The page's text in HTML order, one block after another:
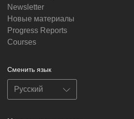
Newsletter
Новые материалы
Progress Reports
Courses
Сменить язык